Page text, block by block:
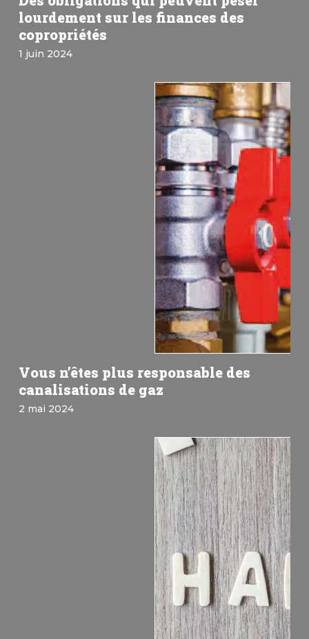
lourdement sur les finances des
copropriétés
1 juin 2024
Vous n’êtes plus responsable des
canalisations de gaz
2 mai 2024